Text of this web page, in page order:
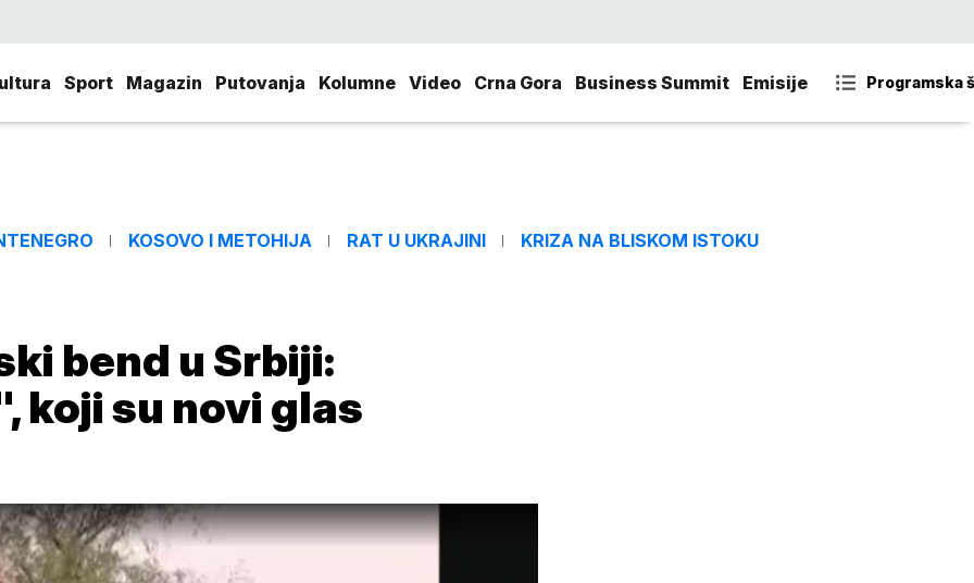
Sport Magazin Putovanja Kolumne Video Crna Gora Business Summit Emisije Programska
KOSOVO I METOHIJA RAT U UKRAJINI KRIZA NA BLISKOM ISTOKU
bend u Srbiji:
koji su novi glas